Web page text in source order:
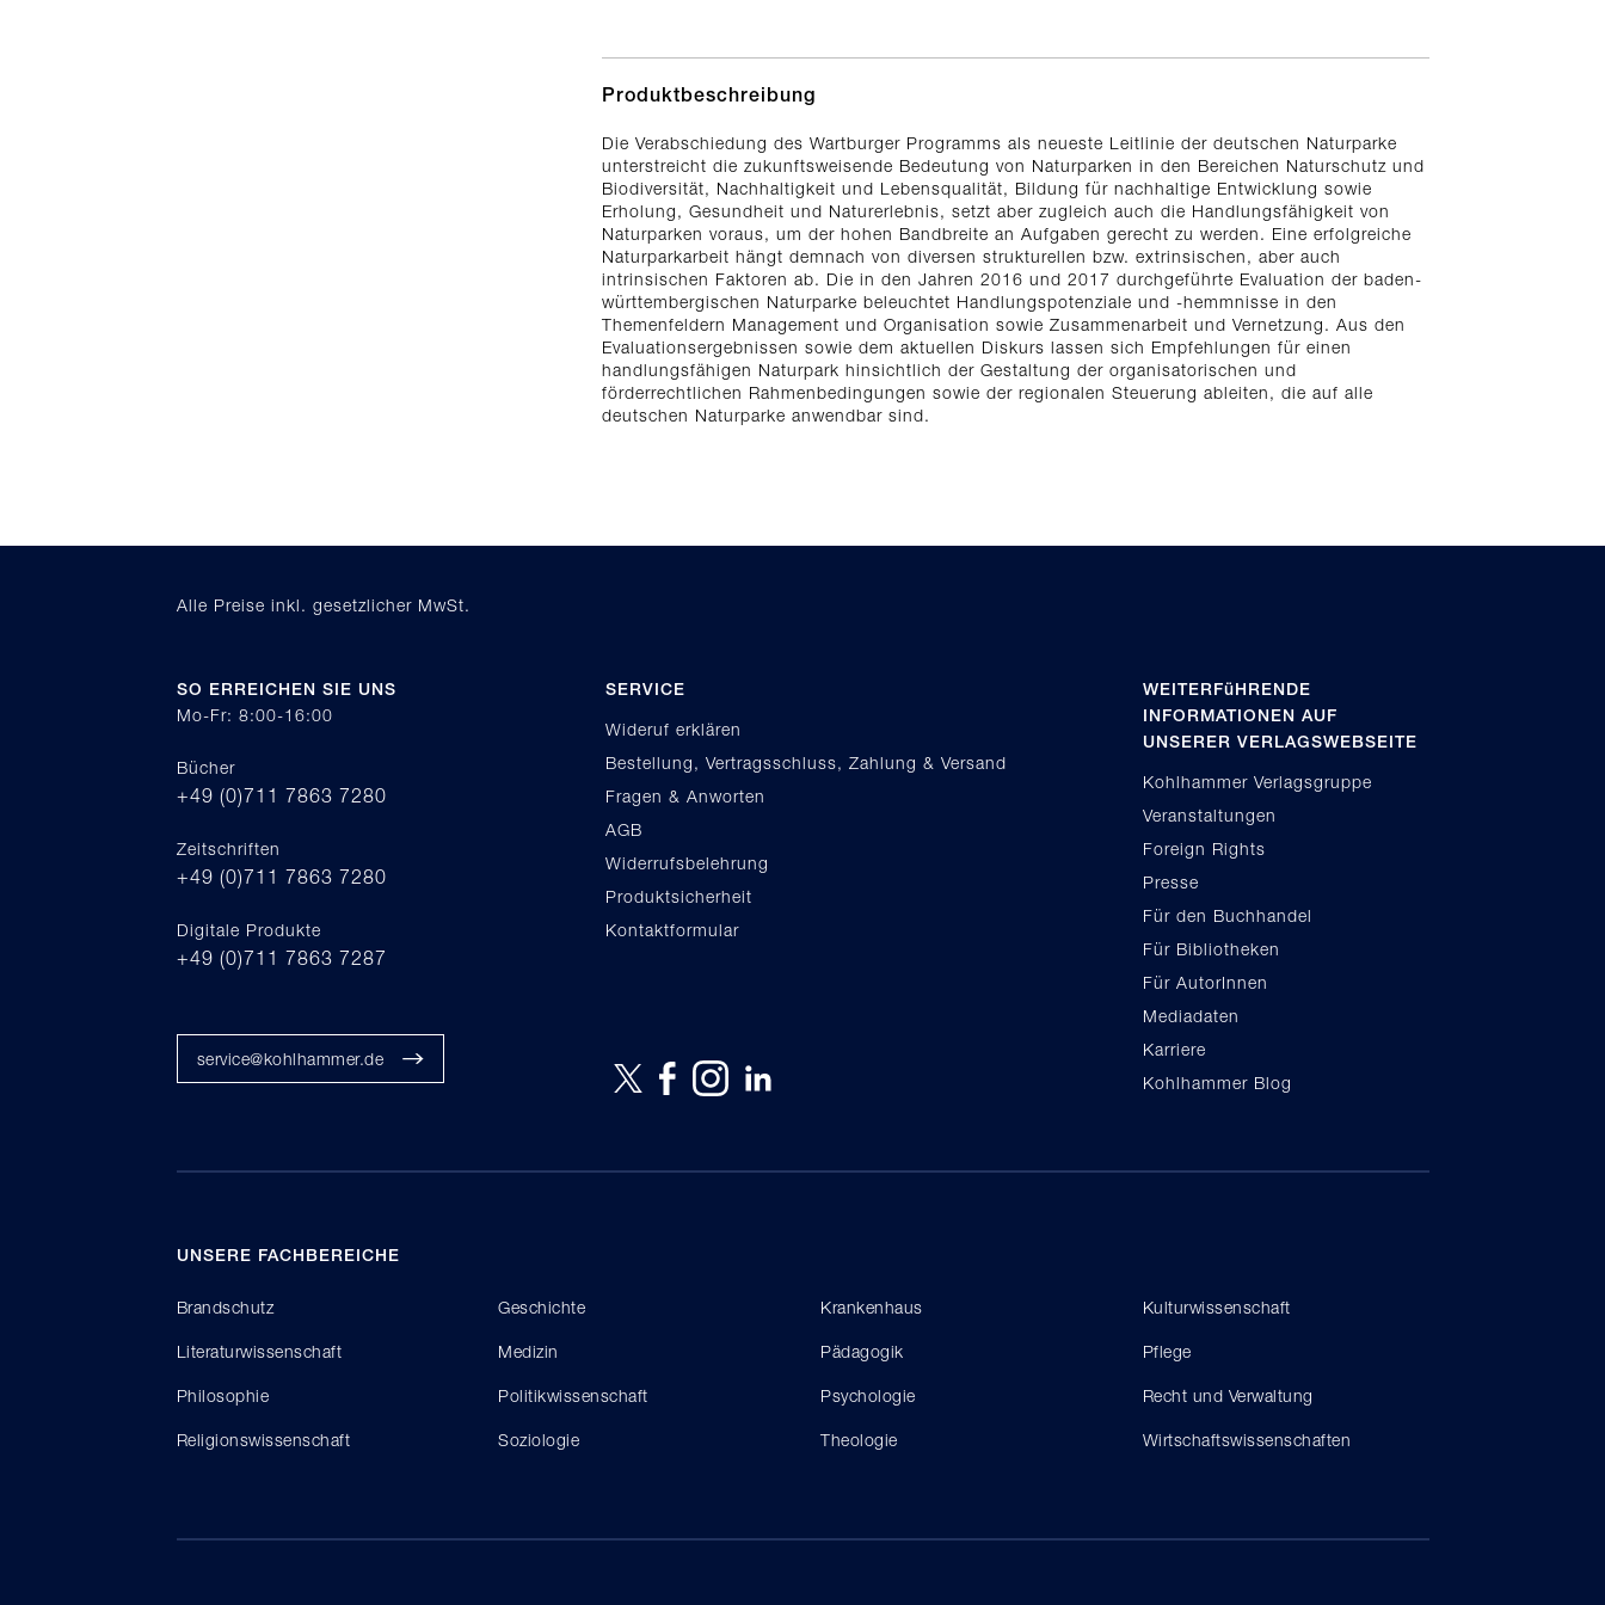
Produktbeschreibung
Die Verabschiedung des Wartburger Programms als neueste Leitlinie der deutschen Naturparke
unterstreicht die zukunftsweisende Bedeutung von Naturparken in den Bereichen Naturschutz und
Biodiversität, Nachhaltigkeit und Lebensqualität, Bildung für nachhaltige Entwicklung sowie
Erholung, Gesundheit und Naturerlebnis, setzt aber zugleich auch die Handlungsfähigkeit von
Naturparken voraus, um der hohen Bandbreite an Aufgaben gerecht zu werden. Eine erfolgreiche
Naturparkarbeit hängt demnach von diversen strukturellen bzw. extrinsischen, aber auch
intrinsischen Faktoren ab. Die in den Jahren 2016 und 2017 durchgeführte Evaluation der baden-
württembergischen Naturparke beleuchtet Handlungspotenziale und -hemmnisse in den
Themenfeldern Management und Organisation sowie Zusammenarbeit und Vernetzung. Aus den
Evaluationsergebnissen sowie dem aktuellen Diskurs lassen sich Empfehlungen für einen
handlungsfähigen Naturpark hinsichtlich der Gestaltung der organisatorischen und
förderrechtlichen Rahmenbedingungen sowie der regionalen Steuerung ableiten, die auf alle
deutschen Naturparke anwendbar sind.
Alle Preise inkl. gesetzlicher MwSt.
SO ERREICHEN SIE UNS
Mo-Fr: 8:00-16:00
Bücher
+49 (0)711 7863 7280
Zeitschriften
+49 (0)711 7863 7280
Digitale Produkte
+49 (0)711 7863 7287
service@kohlhammer.de
SERVICE
Wideruf erklären
Bestellung, Vertragsschluss, Zahlung & Versand
Fragen & Anworten
AGB
Widerrufsbelehrung
Produktsicherheit
Kontaktformular
WEITERFüHRENDE
INFORMATIONEN AUF
UNSERER VERLAGSWEBSEITE
Kohlhammer Verlagsgruppe
Veranstaltungen
Foreign Rights
Presse
Für den Buchhandel
Für Bibliotheken
Für AutorInnen
Mediadaten
Karriere
Kohlhammer Blog
UNSERE FACHBEREICHE
Brandschutz Geschichte Krankenhaus Kulturwissenschaft
Literaturwissenschaft Medizin Pädagogik Pflege
Philosophie Politikwissenschaft Psychologie Recht und Verwaltung
Religionswissenschaft Soziologie Theologie Wirtschaftswissenschaften